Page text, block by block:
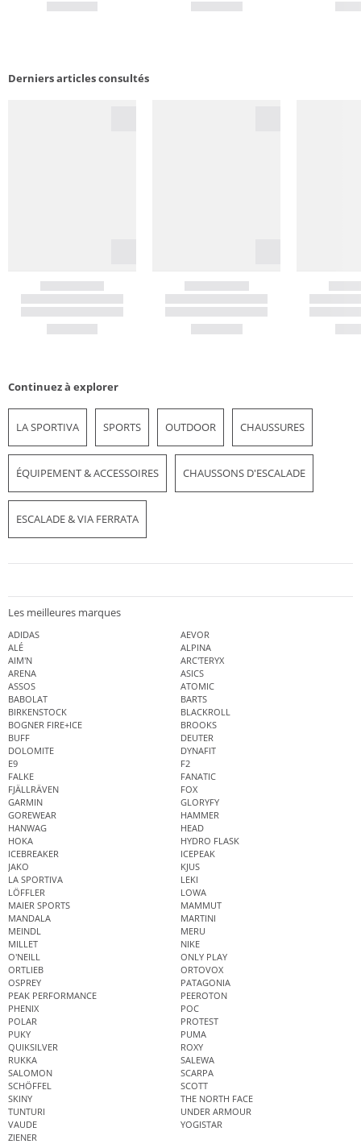
Derniers articles consultés
Continuez à explorer
LA SPORTIVA SPORTS OUTDOOR CHAUSSURES
ÉQUIPEMENT & ACCESSOIRES CHAUSSONS D'ESCALADE
ESCALADE & VIA FERRATA
Les meilleures marques
ADIDAS
AEVOR
ALÉ
ALPINA
AIM'N
ARC'TERYX
ARENA
ASICS
ASSOS
ATOMIC
BABOLAT
BARTS
BIRKENSTOCK
BLACKROLL
BOGNER FIRE+ICE
BROOKS
BUFF
DEUTER
DOLOMITE
DYNAFIT
E9
F2
FALKE
FANATIC
FJÄLLRÄVEN
FOX
GARMIN
GLORYFY
GOREWEAR
HAMMER
HANWAG
HEAD
HOKA
HYDRO FLASK
ICEBREAKER
ICEPEAK
JAKO
KJUS
LA SPORTIVA
LEKI
LÖFFLER
LOWA
MAIER SPORTS
MAMMUT
MANDALA
MARTINI
MEINDL
MERU
MILLET
NIKE
O'NEILL
ONLY PLAY
ORTLIEB
ORTOVOX
OSPREY
PATAGONIA
PEAK PERFORMANCE
PEEROTON
PHENIX
POC
POLAR
PROTEST
PUKY
PUMA
QUIKSILVER
ROXY
RUKKA
SALEWA
SALOMON
SCARPA
SCHÖFFEL
SCOTT
SKINY
THE NORTH FACE
TUNTURI
UNDER ARMOUR
VAUDE
YOGISTAR
ZIENER